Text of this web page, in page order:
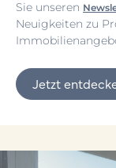
Sie unseren
Neuigkeiten zu
Jetzt